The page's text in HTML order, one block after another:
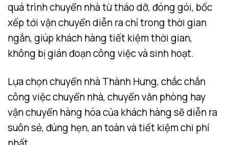
quá trình chuyển nhà từ tháo dỡ, đóng gói, bốc
xếp tới vận chuyển diễn ra chỉ trong thời gian
ngắn, giúp khách hàng tiết kiệm thời gian,
không bị gián đoạn công việc và sinh hoạt.
Lựa chọn chuyển nhà Thành Hưng, chắc chắn
công việc chuyển nhà, chuyển văn phòng hay
vận chuyển hàng hóa của khách hàng sẽ diễn ra
suôn sẻ, đúng hẹn, an toàn và tiết kiệm chi phí